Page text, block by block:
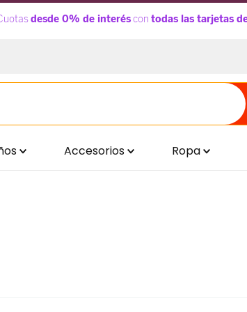
Accesorios Ropa